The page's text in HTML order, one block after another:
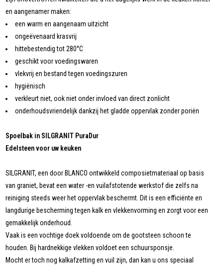
en aangenamer maken:
een warm en aangenaam uitzicht
ongeëvenaard krasvrij
hittebestendig tot 280°C
geschikt voor voedingswaren
vlekvrij en bestand tegen voedingszuren
hygiënisch
verkleurt niet, ook niet onder invloed van direct zonlicht
onderhoudsvriendelijk dankzij het gladde oppervlak zonder poriën
Spoelbak in SILGRANIT PuraDur
Edelsteen voor uw keuken
SILGRANIT, een door BLANCO ontwikkeld composietmateriaal op basis
van graniet, bevat een water -en vuilafstotende werkstof die zelfs na
reiniging steeds weer het oppervlak beschermt. Dit is een efficiënte en
langdurige bescherming tegen kalk en vlekkenvorming en zorgt voor een
gemakkelijk onderhoud.
Vaak is een vochtige doek voldoende om de gootsteen schoon te
houden. Bij hardnekkige vlekken voldoet een schuursponsje.
Mocht er toch nog kalkafzetting en vuil zijn, dan kan u ons speciaal